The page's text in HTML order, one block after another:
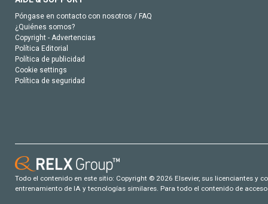
Póngase en contacto con nosotros / FAQ
¿Quiénes somos?
Copyright - Advertencias
Política Editorial
Política de publicidad
Cookie settings
Política de seguridad
Todo el contenido en este sitio: Copyright © 2026 Elsevier, sus licenciantes y
entrenamiento de IA y tecnologías similares. Para todo el contenido de